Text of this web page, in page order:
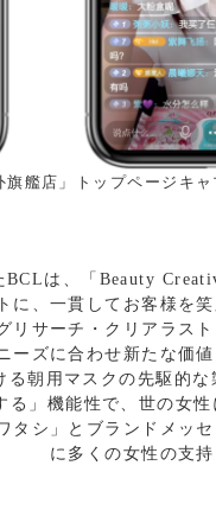
旗艦店」トップページキ
BCLは、「Beauty
に、一貫してお客様を
リサーチ・クリアラス
ーズに合わせ新たな価
朝用マスクの先駆的
る」機能性で、世の女
タシ」とブランドメッ
に多くの女性の支持